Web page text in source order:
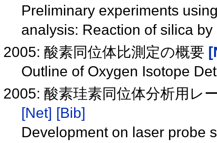
Preliminary experiments
analysis: Reaction of silica
2005: 酸素同位体比測定の概要
Outline of Oxygen Isotope
2005: 酸素珪素同位体分析用レ
[Net] [Bib]
Development on laser probe